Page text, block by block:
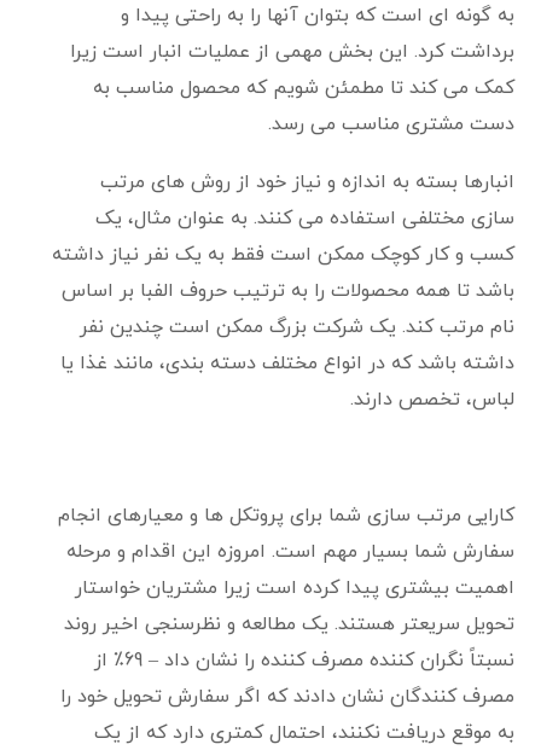
به گونه ای است که بتوان آنها را به راحتی پیدا و
برداشت کرد. این بخش مهمی از عملیات انبار است زیرا
کمک می کند تا مطمئن شویم که محصول مناسب به
دست مشتری مناسب می رسد.
انبارها بسته به اندازه و نیاز خود از روش های مرتب
سازی مختلفی استفاده می کنند. به عنوان مثال، یک
کسب و کار کوچک ممکن است فقط به یک نفر نیاز داشته
باشد تا همه محصولات را به ترتیب حروف الفبا بر اساس
نام مرتب کند. یک شرکت بزرگ ممکن است چندین نفر
داشته باشد که در انواع مختلف دسته بندی، مانند غذا یا
لباس، تخصص دارند.
کارایی مرتب سازی شما برای پروتکل ها و معیارهای انجام
سفارش شما بسیار مهم است. امروزه این اقدام و مرحله
اهمیت بیشتری پیدا کرده است زیرا مشتریان خواستار
تحویل سریعتر هستند. یک مطالعه و نظرسنجی اخیر روند
نسبتاً نگران کننده مصرف کننده را نشان داد – 69٪ از
مصرف کنندگان نشان دادند که اگر سفارش تحویل خود را
به موقع دریافت نکنند، احتمال کمتری دارد که از یک